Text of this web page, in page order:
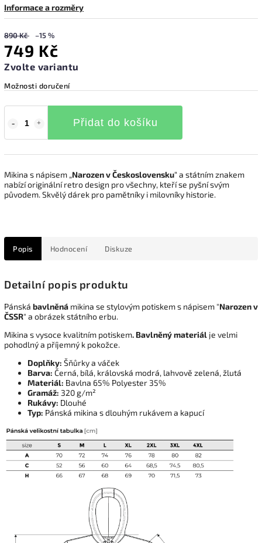
Informace a rozměry
890 Kč –15 %
749 Kč
Zvolte variantu
Možnosti doručení
Přidat do košíku
Mikina s nápisem „Narozen v Československu“ a státním znakem
nabízí originální retro design pro všechny, kteří se pyšní svým
původem. Skvělý dárek pro pamětníky i milovníky historie.
Popis Hodnocení Diskuze
Detailní popis produktu
Pánská bavlněná mikina se stylovým potiskem s nápisem "Narozen v
ČSSR" a obrázek státního erbu.
Mikina s vysoce kvalitním potiskem. Bavlněný materiál je velmi
pohodlný a příjemný k pokožce.
Doplňky: Šňůrky a váček
Barva: Černá, bílá, královská modrá, lahvově zelená, žlutá
Materiál: Bavlna 65% Polyester 35%
Gramáž: 320 g/m²
Rukávy: Dlouhé
Typ: Pánská mikina s dlouhým rukávem a kapucí